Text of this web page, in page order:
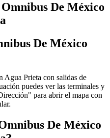
De México
De México
Agua Prieta con salidas de
puedes ver las terminales y
para abrir el mapa con
De México